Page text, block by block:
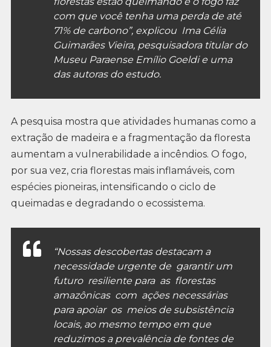
com que você tenha uma perda de até
71% de carbono”, explicou Ima Célia
Guimarães Vieira, pesquisadora titular do
Museu Paraense Emílio Goeldi e uma
das autoras do estudo.
A pesquisa mostra que atividades humanas como a
extração de madeira e a fragmentação da floresta
aumentam a vulnerabilidade a incêndios. O fogo,
por sua vez, cria florestas mais inflamáveis, com
espécies pioneiras, intensificando o ciclo de
queimadas e degradando o ecossistema.
“Nossas descobertas destacam a
necessidade urgente de garantir um
futuro resiliente para as florestas
amazônicas com ações necessárias
para apoiar os meios de subsistência
locais, ao mesmo tempo em que
reduzimos a prevalência de fontes de